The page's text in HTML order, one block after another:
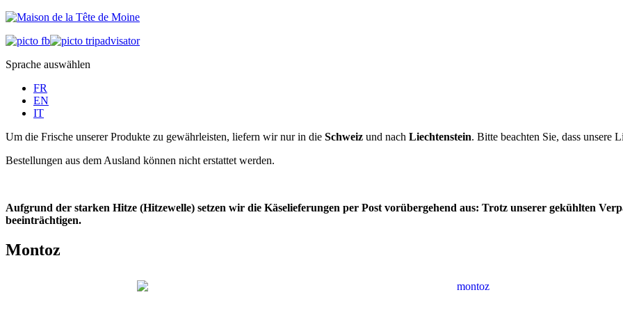
Sprache auswählen
FR
EN
IT
Um die Frische unserer Produkte zu gewährleisten, liefern wir nur in die Schweiz und nach Liechtenstein. Bitte beachten Sie, dass unsere
Bestellungen aus dem Ausland können nicht erstattet werden.
Aufgrund der starken Hitze (Hitzewelle) setzen wir die Käselieferungen per Post vorübergehend aus: Trotz unserer gekühlten
beeinträchtigen.
Montoz